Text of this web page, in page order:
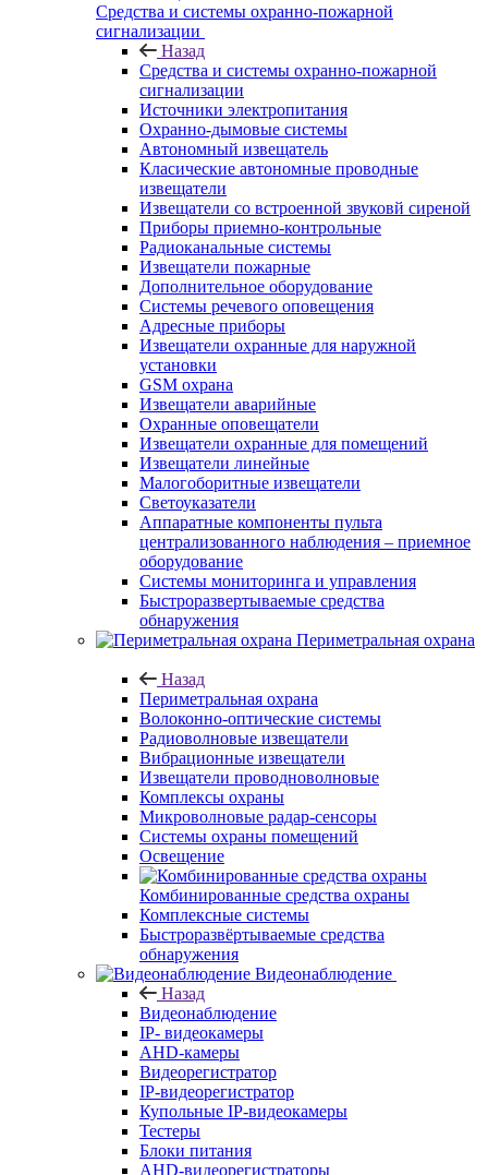
Средства и системы охранно-пожарной
сигнализации
Назад
Средства и системы охранно-пожарной
сигнализации
Источники электропитания
Охранно-дымовые системы
Автономный извещатель
Класические автономные проводные
извещатели
Извещатели со встроенной звуковй сиреной
Приборы приемно-контрольные
Радиоканальные системы
Извещатели пожарные
Дополнительное оборудование
Системы речевого оповещения
Адресные приборы
Извещатели охранные для наружной
установки
GSM охрана
Извещатели аварийные
Охранные оповещатели
Извещатели охранные для помещений
Извещатели линейные
Малогоборитные извещатели
Светоуказатели
Аппаратные компоненты пульта
централизованного наблюдения – приемное
оборудование
Системы мониторинга и управления
Быстроразвертываемые средства
обнаружения
Периметральная охрана
Назад
Периметральная охрана
Волоконно-оптические системы
Радиоволновые извещатели
Вибрационные извещатели
Извещатели проводноволновые
Комплексы охраны
Микроволновые радар-сенсоры
Системы охраны помещений
Освещение
Комбинированные средства охраны
Комплексные системы
Быстроразвёртываемые средства
обнаружения
Видеонаблюдение
Назад
Видеонаблюдение
IP- видеокамеры
AHD-камеры
Видеорегистратор
IP-видеорегистратор
Купольные IP-видеокамеры
Тестеры
Блоки питания
AHD-видеорегистраторы